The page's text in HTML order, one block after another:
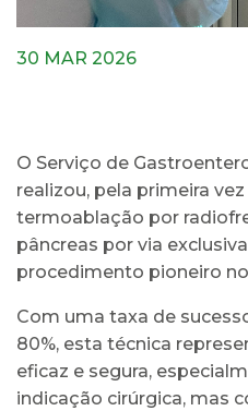
30 MAR 2026
O Serviço de
realizou, pela primeira
termoablação por
pâncreas por via
procedimento pioneiro
Com uma taxa de
80%, esta técnica
eficaz e segura,
indicação cirúrgica, mas